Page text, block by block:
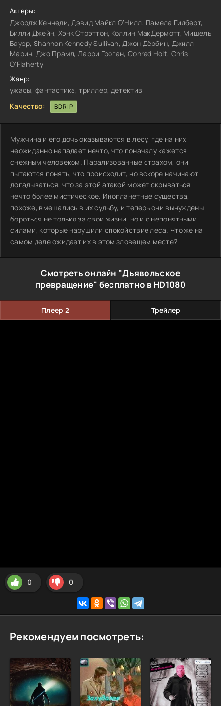
Актеры:
Джордж Кеннеди, Дэвид Майкл О’Нилл, Памела Гилберт,
Билли Джейн, Хэнк Стрэттон, Коллин МакДермотт, Мишель
Бауэр, Shannon Kennedy Sullivan, Джон Дёрбин, Джилл
Марин, Джо Прамл, Ларри Гроган, Conrad Holt, Chris
O'Flaherty
Жанр:
ужасы, фантастика, триллер, детектив
Качество:
BDRIP
Мужчина и его дочь оказываются в лесу, где на них
неожиданно нападает нечто, что поначалу кажется
снежным человеком. Парализованные страхом, они
пытаются понять, что происходит, но вскоре начинают
догадываться, что за этой атакой может скрываться
нечто более мистическое. Инопланетные существа,
похоже, вмешались в их судьбу, и теперь они вынуждены
бороться не только за свои жизни, но и с непонятными
силами, которые нарушили спокойствие леса. Что же на
самом деле ожидает их в этом зловещем месте?
Смотреть онлайн "Дьявольское
превращение" бесплатно в HD1080
Плеер 2 Трейлер
0 0
Рекомендуем посмотреть: